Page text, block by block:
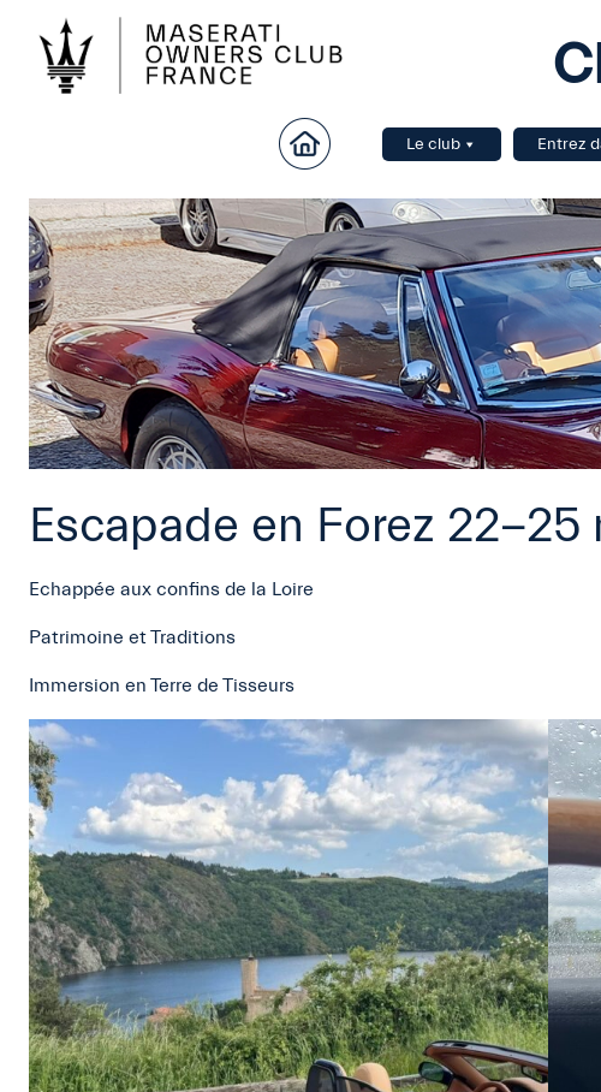
Le club Entrez
Escapade en Forez 22-25
Echappée aux confins de la Loire
Patrimoine et Traditions
Immersion en Terre de Tisseurs